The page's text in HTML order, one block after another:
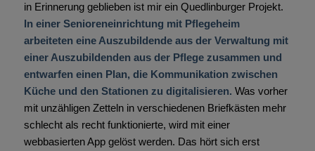
in Erinnerung geblieben ist mir ein Quedlinburger Projekt.
In einer Senioreneinrichtung mit Pflegeheim
arbeiteten eine Auszubildende aus der Verwaltung mit
einer Auszubildenden aus der Pflege zusammen und
entwarfen einen Plan, die Kommunikation zwischen
Küche und den Stationen zu digitalisieren. Was vorher
mit unzähligen Zetteln in verschiedenen Briefkästen mehr
schlecht als recht funktionierte, wird mit einer
webbasierten App gelöst werden. Das hört sich erst